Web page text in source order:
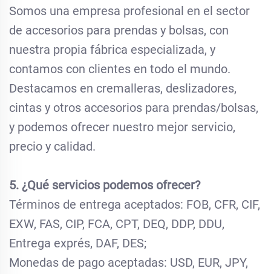
Somos una empresa profesional en el sector
de accesorios para prendas y bolsas, con
nuestra propia fábrica especializada, y
contamos con clientes en todo el mundo.
Destacamos en cremalleras, deslizadores,
cintas y otros accesorios para prendas/bolsas,
y podemos ofrecer nuestro mejor servicio,
precio y calidad.
5. ¿Qué servicios podemos ofrecer?
Términos de entrega aceptados: FOB, CFR, CIF,
EXW, FAS, CIP, FCA, CPT, DEQ, DDP, DDU,
Entrega exprés, DAF, DES;
Monedas de pago aceptadas: USD, EUR, JPY,